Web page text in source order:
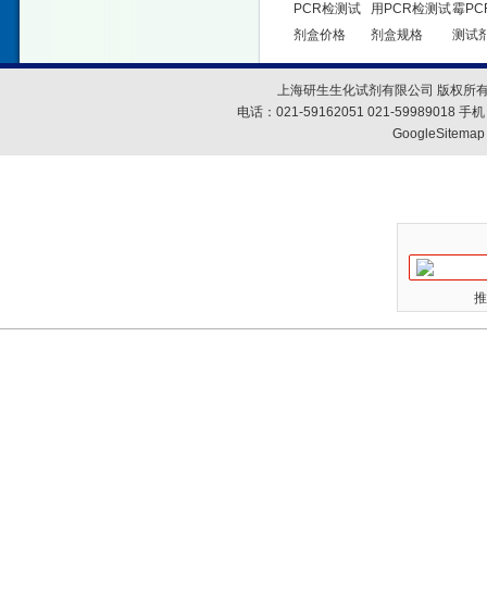
PCR检测试
剂盒价格
用PCR检测试
剂盒规格
霉
测试
上海研生生化试剂有限公司 版权所
电话：021-59162051 021-59989018 手
GoogleSitemap